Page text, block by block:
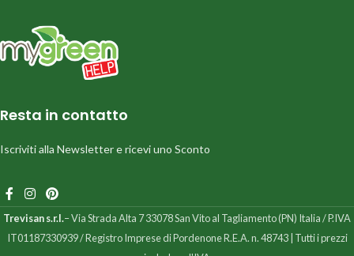
Resta in contatto
Iscriviti alla Newsletter e ricevi uno Sconto
Trevisan s.r.l.– Via Strada Alta 7 33078 San Vito al Tagliamento (PN) Italia / P.IVA
IT01187330939 / Registro Imprese di Pordenone R.E.A. n. 48743 | Tutti i prezzi